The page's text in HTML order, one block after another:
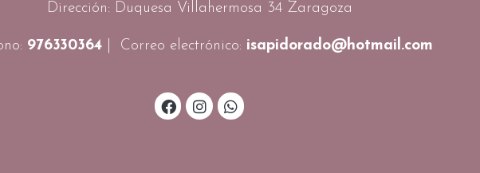
Dirección: Duquesa Villahermosa 34 Zaragoza
976330364 | Correo electrónico: isapidorado@hotmail.com